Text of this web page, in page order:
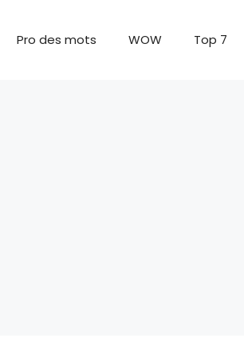
Pro des mots WOW Top 7